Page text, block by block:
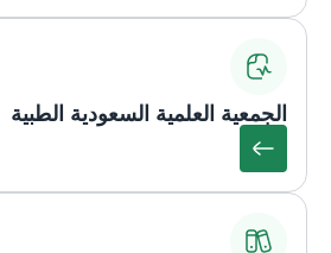
الجمعية العلمية السعودية الطبية